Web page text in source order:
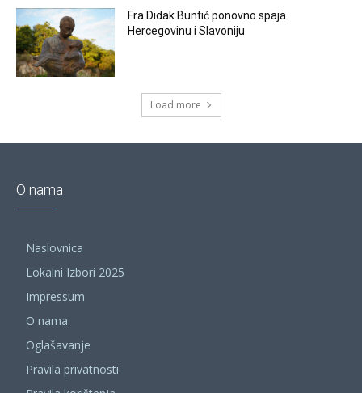
Fra Didak Buntić ponovno spaja
Hercegovinu i Slavoniju
Load more
O nama
Naslovnica
Lokalni Izbori 2025
Impressum
O nama
Oglašavanje
Pravila privatnosti